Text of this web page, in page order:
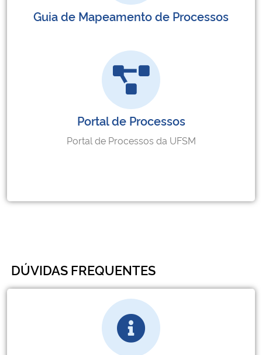
Guia de Mapeamento de Processos
Portal de Processos
Portal de Processos da UFSM
DÚVIDAS FREQUENTES